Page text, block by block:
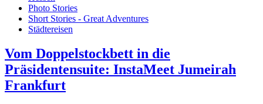
Photo Stories
Short Stories - Great Adventures
Städtereisen
Vom Doppelstockbett in die
Präsidentensuite: InstaMeet Jumeirah
Frankfurt